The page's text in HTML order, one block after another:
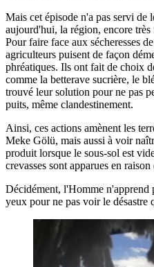
Mais cet épisode n'a pas servi de
aujourd'hui, la région, encore très
Pour faire face aux sécheresses
agriculteurs puisent de façon
phréatiques. Ils ont fait de choix
comme la betterave sucrière, le
trouvé leur solution pour ne pas
puits, même clandestinement.
Ainsi, ces actions amènent les
Meke Gölü, mais aussi à voir
produit lorsque le sous-sol est
crevasses sont apparues en
Décidément, l'Homme n'apprend
yeux pour ne pas voir le désastre